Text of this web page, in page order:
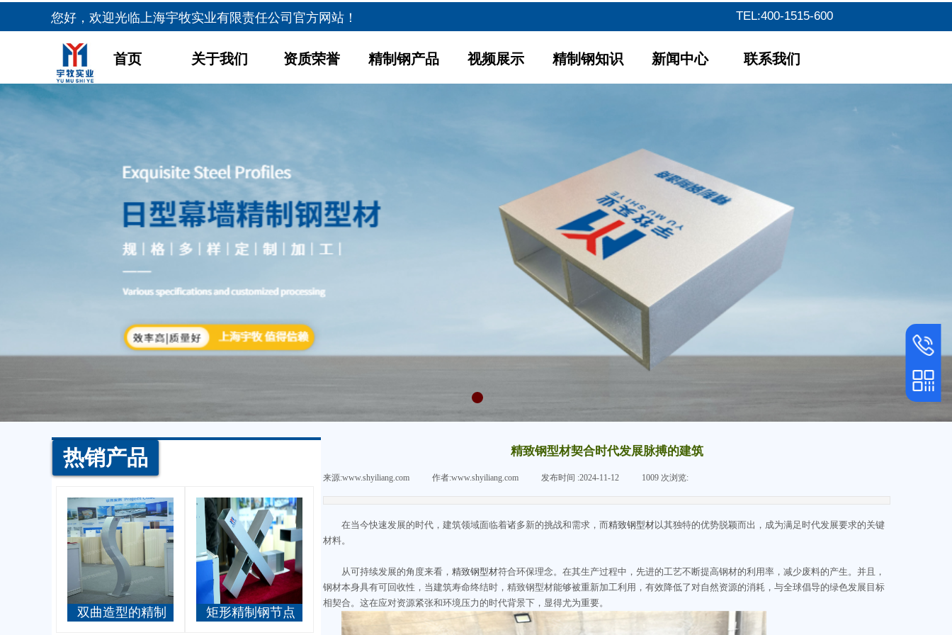
首页 关于我们 资质荣誉 精制钢产品 视频展示 精制钢知识 新闻中心 联系我们
您好，欢迎光临上海宇牧实业有限责任公司官方网站！ TEL:400-1515-600
双曲造型的精制
矩形精制钢节点
热销产品 精致钢型材契合时代发展脉搏的建筑
来源:www.shyiliang.com 作者:www.shyiliang.com 发布时间 :2024-11-12 1009 次浏览:
在当今快速发展的时代，建筑领域面临着诸多新的挑战和需求，而精致钢型材以其独特的优势脱颖而出，成为满足时代发展要求的关键
材料。
从可持续发展的角度来看， 精致钢型材符合环保理念。在其生产过程中，先进的工艺不断提高钢材的利用率，减少废料的产生。并且，
钢材本身具有可回收性，当建筑寿命终结时，精致钢型材能够被重新加工利用，有效降低了对自然资源的消耗，与全球倡导的绿色发展目标
相契合。这在应对资源紧张和环境压力的时代背景下，显得尤为重要。
服务热线
手机
153